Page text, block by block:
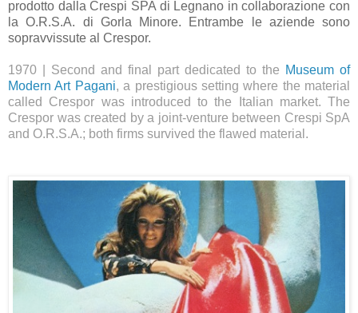
prodotto dalla Crespi SPA di Legnano in collaborazione con
la O.R.S.A. di Gorla Minore. Entrambe le aziende sono
sopravvissute al Crespor.
1970 | Second and final part dedicated to the Museum of
Modern Art Pagani, a prestigious setting where the material
called Crespor was introduced to the Italian market. The
Crespor was created by a joint-venture between Crespi SpA
and O.R.S.A.; both firms survived the flawed material.